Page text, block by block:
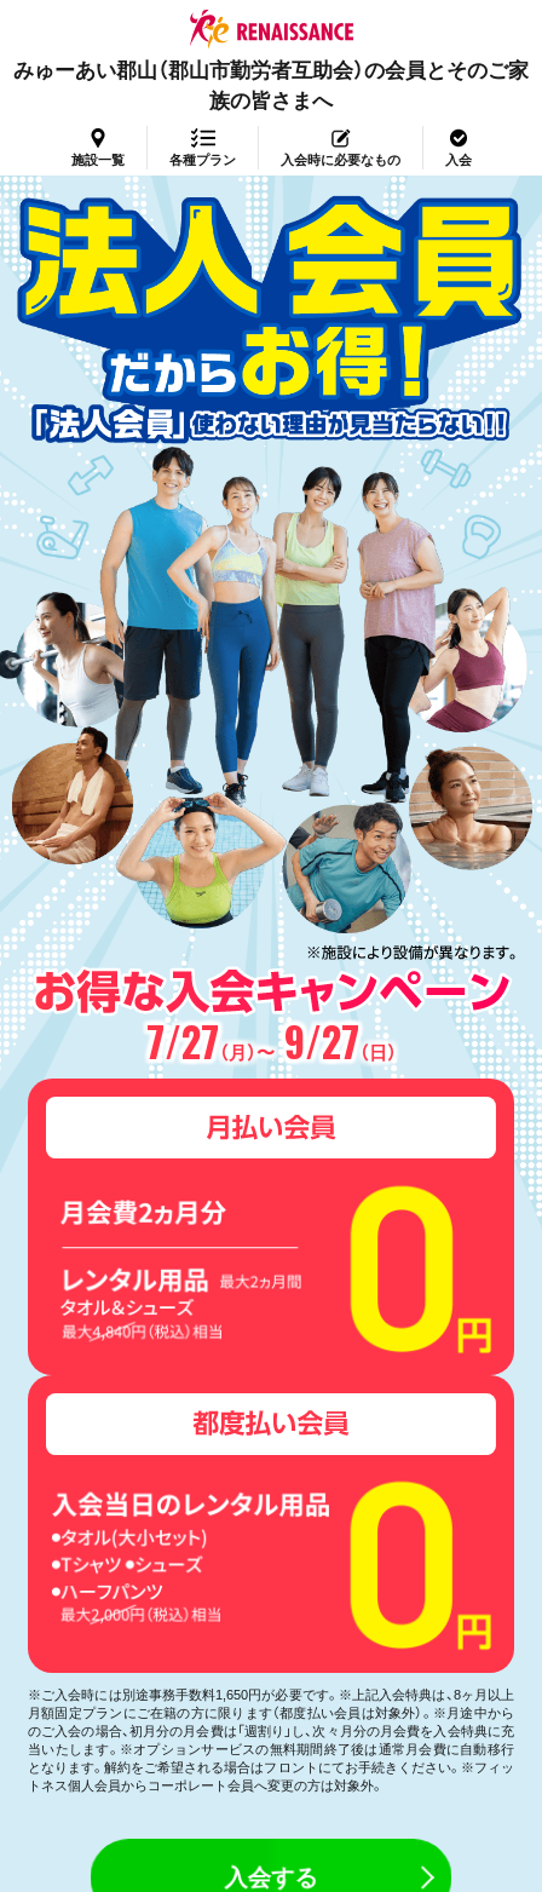
みゅーあい郡山（郡山市勤労者互助会）の会員とそのご家
族の皆さまへ
施設一覧 各種プラン 入会時に必要なもの 入会
7/27 （月）〜9/27 （日）
※ご入会時には別途事務手数料1,650円が必要です。※上記入会特典は、8ヶ月以上
月額固定プランにご在籍の方に限ります（都度払い会員は対象外）。※月途中から
のご入会の場合、初月分の月会費は「週割り」し、次々月分の月会費を入会特典に充
当いたします。※オプションサービスの無料期間終了後は通常月会費に自動移行
となります。解約をご希望される場合はフロントにてお手続きください。※フィッ
トネス個人会員からコーポレート会員へ変更の方は対象外。
入会する